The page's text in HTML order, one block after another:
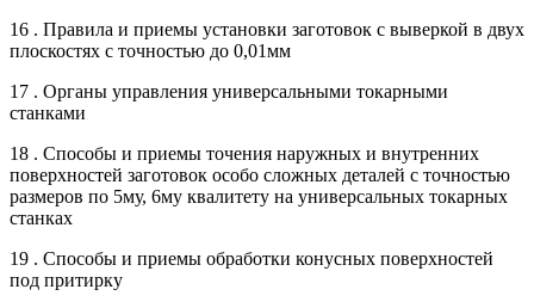
16 . Правила и приемы установки заготовок с выверкой в двух
плоскостях с точностью до 0,01мм
17 . Органы управления универсальными токарными
станками
18 . Способы и приемы точения наружных и внутренних
поверхностей заготовок особо сложных деталей с точностью
размеров по 5му, 6му квалитету на универсальных токарных
станках
19 . Способы и приемы обработки конусных поверхностей
под притирку